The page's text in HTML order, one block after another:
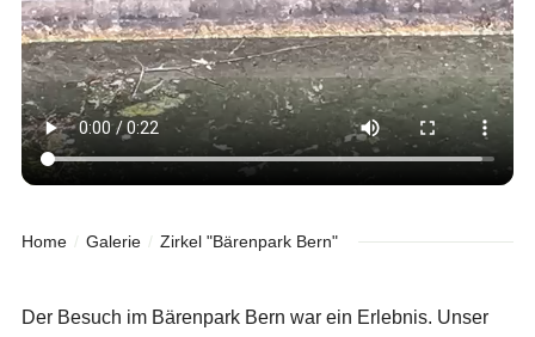
Home Galerie Zirkel "Bärenpark Bern"
Der Besuch im Bärenpark Bern war ein Erlebnis. Unser